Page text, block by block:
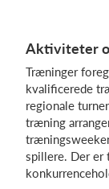
Aktiviteter
Træninger
kvalificerede
regionale
træning
spillere. Der er